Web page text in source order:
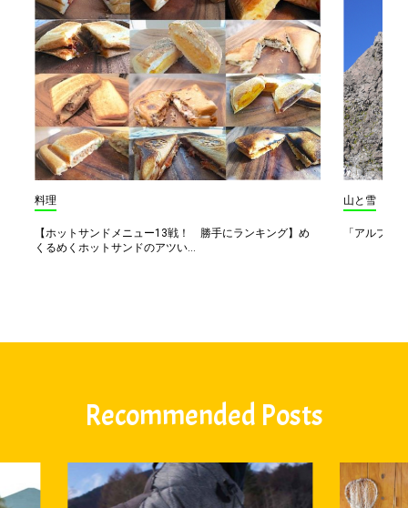
料理
【ホットサンドメニュー13戦！ 勝手にランキング】め
くるめくホットサンドのアツい...
山と雪
「アルプス
Recommended Posts